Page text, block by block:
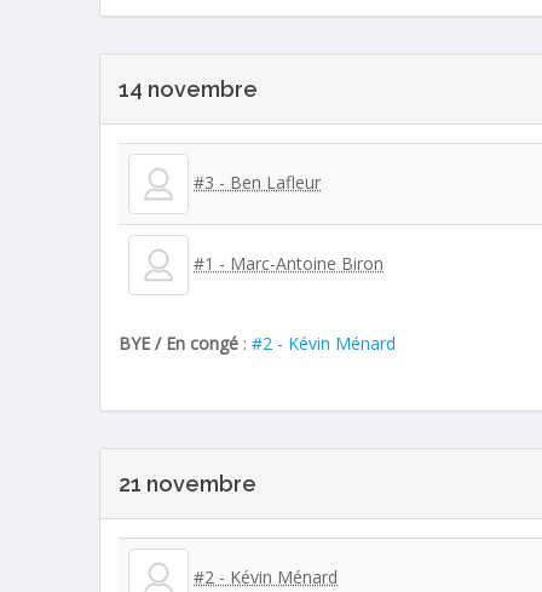
14 novembre
#3 - Ben Lafleur
#1 - Marc-Antoine Biron
BYE / En congé :#2 - Kévin Ménard
21 novembre
#2 - Kévin Ménard